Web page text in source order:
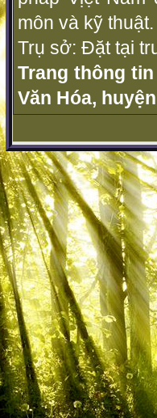
môn và kỹ thuật.
Trụ sở: Đặt tại
Trang thông
Văn Hóa,